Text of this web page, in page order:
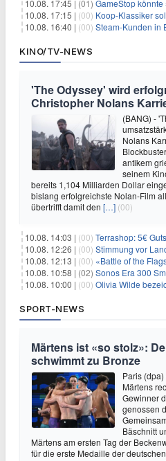
10.08. 17:45 | (01) GameStop könnte 56-
10.08. 17:15 | (00) Koop-Klassiker soll für Switch 2
10.08. 16:40 | (00) Steam-Kunden in Europa
KINO/TV-NEWS
'The Odyssey' wird
Christopher Nolans
(BANG) -
Nolans
antikem
seinem
bereits 1,104 Milliarden Dollar
bislang erfolgreichste Nolan-Film
übertrifft damit den […] (00)
10.08. 14:03 | (00) Terrashop: 5€ Gutschein
10.08. 12:26 | (00) Stimmung vor
10.08. 12:13 | (00) «Battle of the Flags»:
10.08. 10:58 | (02) Sonos Era 300 Smart Speaker für 379€
10.08. 10:00 | (00) Olivia Wilde
SPORT-NEWS
Märtens ist «so stolz»:
schwimmt zu Bronze
Paris
Märtens
Gewinner
genossen
Bäschnitt
Märtens am ersten Tag der
für die erste Medaille der